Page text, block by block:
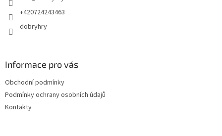
+420724243463
dobryhry
Informace pro vás
Obchodní podmínky
Podmínky ochrany osobních údajů
Kontakty